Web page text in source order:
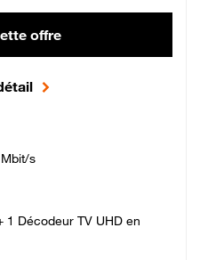
offre
s
1 Décodeur TV UHD en